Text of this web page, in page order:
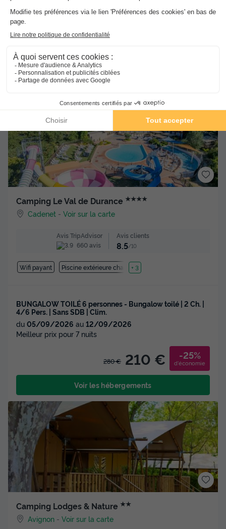
MOBILHOME 4 personnes - PROVENCE
du
Meilleur prix pour 7 nuits
Dernières disponibilités !
Voir les hébergements
Camping Le Val de Durance ★★★★
Cadenet -Voir sur la carte
Avis TripAdvisor
660 avis
Avis clients
8.5/10
Wifi payant Piscine extérieure chauffée
+ 3
BUNGALOW TOILÉ 6 personnes - Bungalow toilé | 2 Ch. |
4/6 Pers. | Sans SDB | Clim.
du 05/09/2026 au 12/09/2026
Meilleur prix pour 7 nuits
280 € 210 € -25%
d'économie
Voir les hébergements
Camping Lodges & Nature ★★
Avignon -Voir sur la carte